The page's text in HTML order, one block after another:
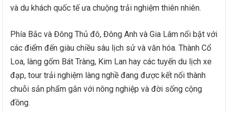
và du khách quốc tế ưa chuộng trải nghiệm thiên nhiên.
Phía Bắc và Đông Thủ đô, Đông Anh và Gia Lâm nổi bật với
các điểm đến giàu chiều sâu lịch sử và văn hóa. Thành Cổ
Loa, làng gốm Bát Tràng, Kim Lan hay các tuyến du lịch xe
đạp, tour trải nghiệm làng nghề đang được kết nối thành
chuỗi sản phẩm gắn với nông nghiệp và đời sống cộng
đồng.